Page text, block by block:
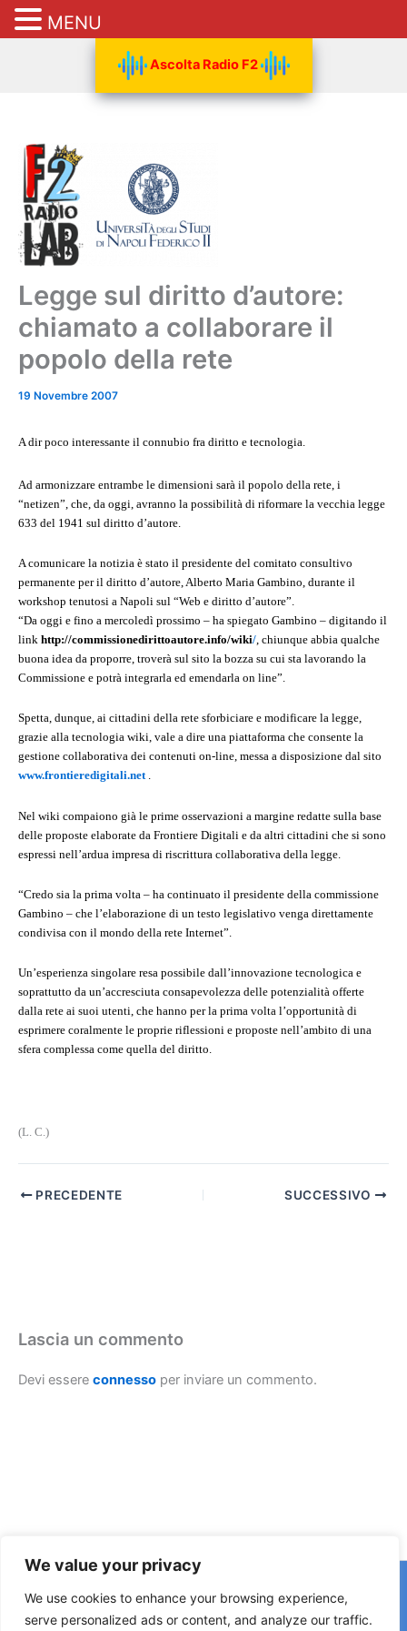
We value your privacy
We use cookies to enhance your browsing experience,
serve personalized ads or content, and analyze our traffic.
Ascolta Radio F2
Legge sul diritto d’autore:
chiamato a collaborare il
popolo della rete
19 Novembre 2007
A dir poco interessante il connubio fra diritto e tecnologia.
Ad armonizzare entrambe le dimensioni sarà il popolo della rete, i
“netizen”, che, da oggi, avranno la possibilità di riformare la vecchia legge
633 del 1941 sul diritto d’autore.
A comunicare la notizia è stato il presidente del comitato consultivo
permanente per il diritto d’autore, Alberto Maria Gambino, durante il
workshop tenutosi a Napoli sul “Web e diritto d’autore”.
“Da oggi e fino a mercoledì prossimo – ha spiegato Gambino – digitando il
link http://commissionedirittoautore.info/wiki/, chiunque abbia qualche
buona idea da proporre, troverà sul sito la bozza su cui sta lavorando la
Commissione e potrà integrarla ed emendarla on line”.
Spetta, dunque, ai cittadini della rete sforbiciare e modificare la legge,
grazie alla tecnologia wiki, vale a dire una piattaforma che consente la
gestione collaborativa dei contenuti on-line, messa a disposizione dal sito
www.frontieredigitali.net .
Nel wiki compaiono già le prime osservazioni a margine redatte sulla base
delle proposte elaborate da Frontiere Digitali e da altri cittadini che si sono
espressi nell’ardua impresa di riscrittura collaborativa della legge.
“Credo sia la prima volta – ha continuato il presidente della commissione
Gambino – che l’elaborazione di un testo legislativo venga direttamente
condivisa con il mondo della rete Internet”.
Un’esperienza singolare resa possibile dall’innovazione tecnologica e
soprattutto da un’accresciuta consapevolezza delle potenzialità offerte
dalla rete ai suoi utenti, che hanno per la prima volta l’opportunità di
esprimere coralmente le proprie riflessioni e proposte nell’ambito di una
sfera complessa come quella del diritto.
(L. C.)
PRECEDENTE SUCCESSIVO
Lascia un commento
Devi essere connesso per inviare un commento.
Copyright © 2026 © F2 Radio Lab - Università degli Studi di
Napoli Federico II è una testata registrata presso il Tribunale di
MENU